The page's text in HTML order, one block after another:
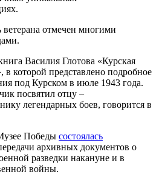
отмечен многими
Василия Глотова «Курская
в которой представлено подробное
под Курском в июле 1943 года.
посвятил отцу –
легендарных боев, говорится в
Победы состоялась
архивных документов о
разведки накануне и в
войны.